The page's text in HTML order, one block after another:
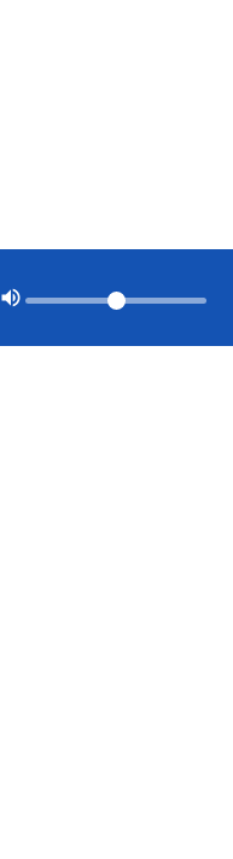
volume_up